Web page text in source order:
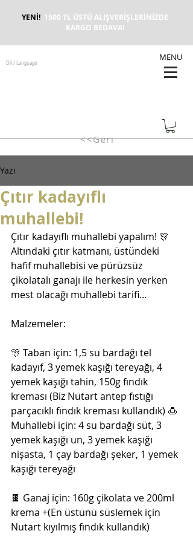
YENİ! 1500 TL ÜSTÜ ALIŞVERİŞLERİNİZDE
KARGO BEDAVA!
MENU
Dil / Language
<<Geri
Yazı
Çıtır kadayıflı
muhallebi!
Çıtır kadayıflı muhallebi yapalım! 🎊
Altındaki çıtır katmanı, üstündeki
hafif muhallebisi ve pürüzsüz
çikolatalı ganajı ile herkesin yerken
mest olacağı muhallebi tarifi…
Malzemeler:
🎊 Taban için: 1,5 su bardağı tel
kadayıf, 3 yemek kaşığı tereyağı, 4
yemek kaşığı tahin, 150g fındık
kreması (Biz Nutart antep fıstığı
parçacıklı fındık kreması kullandık) 🍮
Muhallebi için: 4 su bardağı süt, 3
yemek kaşığı un, 3 yemek kaşığı
nişasta, 1 çay bardağı şeker, 1 yemek
kaşığı tereyağı
🍫 Ganaj için: 160g çikolata ve 200ml
krema +(En üstünü süslemek için
Nutart kıyılmış fındık kullandık)